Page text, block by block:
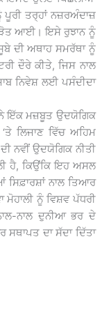
ਪੂਰੀ ਤਰ੍ਹਾਂ ਨਜ਼ਰਅੰਦਾਜ਼
ਆਈ। ਇਸੇ ਰੁਝਾਨ ਨੂੰ
ਦੀ ਅਥਾਹ ਸਮਰੱਥਾ ਨੂੰ
ਦੌਰੇ ਕੀਤੇ, ਜਿਸ ਨਾਲ
ਨਿਵੇਸ਼ ਲਈ ਪਸੰਦੀਦਾ
ਨੇ ਇੱਕ ਮਜ਼ਬੂਤ ਉਦਯੋਗਿਕ
ਲਿਜਾਣ ਵਿੱਚ ਅਹਿਮ
ਦੀ ਨਵੀਂ ਉਦਯੋਗਿਕ ਨੀਤੀ
ਹੈ, ਕਿਉਂਕਿ ਇਹ ਅਸਲ
ਨਾਲ ਤਿਆਰ
ਨੂੰ ਵਿਸ਼ਵ ਪੱਧਰੀ
ਨਾਲ ਦੁਨੀਆ ਭਰ ਦੇ
ਸਥਾਪਤ ਦਾ ਸੱਦਾ ਦਿੱਤਾ